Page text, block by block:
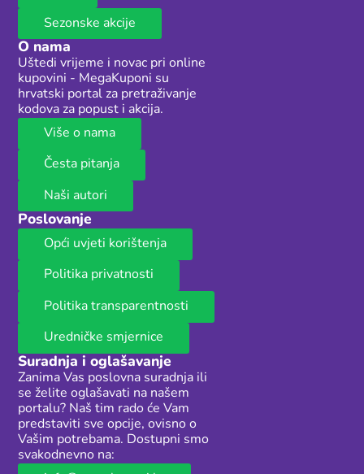
Sezonske akcije
O nama
Uštedi vrijeme i novac pri online
kupovini - MegaKuponi su
hrvatski portal za pretraživanje
kodova za popust i akcija.
Više o nama
Česta pitanja
Naši autori
Poslovanje
Opći uvjeti korištenja
Politika privatnosti
Politika transparentnosti
Uredničke smjernice
Suradnja i oglašavanje
Zanima Vas poslovna suradnja ili
se želite oglašavati na našem
portalu? Naš tim rado će Vam
predstaviti sve opcije, ovisno o
Vašim potrebama. Dostupni smo
svakodnevno na: